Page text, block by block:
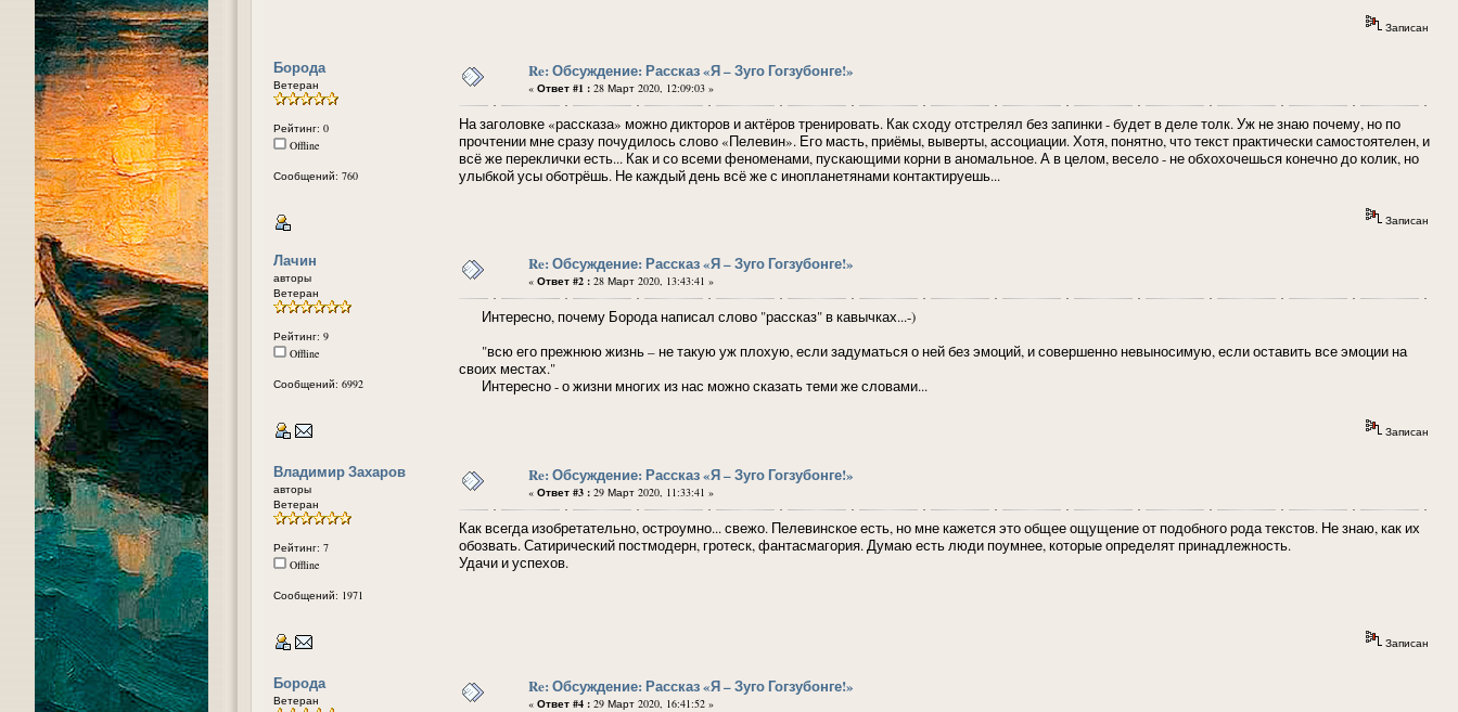
Записан
Борода
Ветеран
Рейтинг: 0
Offline
Сообщений: 760
Re: Обсуждение: Рассказ «Я – Зуго Гогзубонге!»
« Ответ #1 : 28 Март 2020, 12:09:03 »
На заголовке «рассказа» можно дикторов и актёров тренировать. Как сходу отстрелял без запинки - будет в деле толк. Уж не знаю почему, но по
прочтении мне сразу почудилось слово «Пелевин». Его масть, приёмы, выверты, ассоциации. Хотя, понятно, что текст практически самостоятелен, и
всё же переклички есть... Как и со всеми феноменами, пускающими корни в аномальное. А в целом, весело - не обхохочешься конечно до колик, но
улыбкой усы оботрёшь. Не каждый день всё же с инопланетянами контактируешь...
Записан
Лачин
авторы
Ветеран
Рейтинг: 9
Offline
Сообщений: 6992
Re: Обсуждение: Рассказ «Я – Зуго Гогзубонге!»
« Ответ #2 : 28 Март 2020, 13:43:41 »
Интересно, почему Борода написал слово "рассказ" в кавычках...-)
"всю его прежнюю жизнь – не такую уж плохую, если задуматься о ней без эмоций, и совершенно невыносимую, если оставить все эмоции на
своих местах."
Интересно - о жизни многих из нас можно сказать теми же словами...
Записан
Владимир Захаров
авторы
Ветеран
Рейтинг: 7
Offline
Сообщений: 1971
Re: Обсуждение: Рассказ «Я – Зуго Гогзубонге!»
« Ответ #3 : 29 Март 2020, 11:33:41 »
Как всегда изобретательно, остроумно... свежо. Пелевинское есть, но мне кажется это общее ощущение от подобного рода текстов. Не знаю, как их
обозвать. Сатирический постмодерн, гротеск, фантасмагория. Думаю есть люди поумнее, которые определят принадлежность.
Удачи и успехов.
Записан
Борода
Ветеран
Re: Обсуждение: Рассказ «Я – Зуго Гогзубонге!»
« Ответ #4 : 29 Март 2020, 16:41:52 »